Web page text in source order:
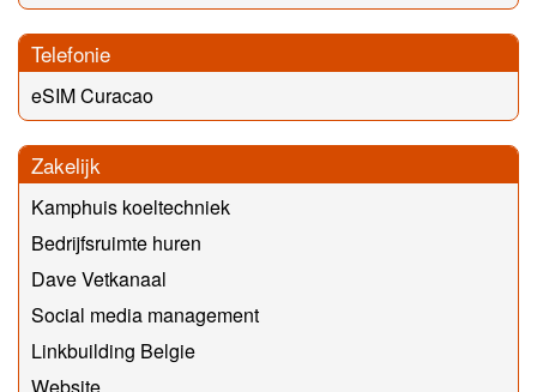
Telefonie
eSIM Curacao
Zakelijk
Kamphuis koeltechniek
Bedrijfsruimte huren
Dave Vetkanaal
Social media management
Linkbuilding Belgie